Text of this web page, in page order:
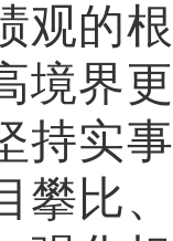
观的
境界
持实
攀比